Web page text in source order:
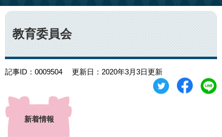
へ
本
文
教育委員会
記事ID：0009504 更新日：2020年3月3日更新
新着情報